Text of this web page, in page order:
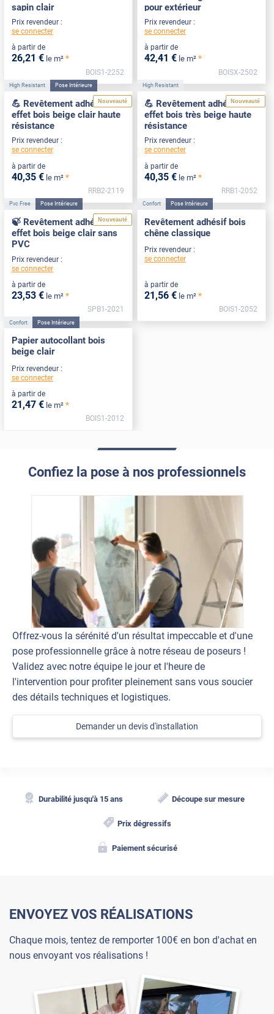
sapin clair
Prix revendeur :
se connecter
à partir de
26,21 € le m² *
BOIS1-2252
pour extérieur
Prix revendeur :
se connecter
à partir de
42,41 € le m² *
BOISX-2502
Nouveauté
High Resistant Pose Intérieure
💪 Revêtement adhésif
effet bois beige clair haute
résistance
Prix revendeur :
se connecter
à partir de
40,35 € le m² *
RRB2-2119
Nouveauté
High Resistant
💪 Revêtement adhésif
effet bois très beige haute
résistance
Prix revendeur :
se connecter
à partir de
40,35 € le m² *
RRB1-2052
Nouveauté
Pvc Free Pose Intérieure
🍃 Revêtement adhésif
effet bois beige clair sans
PVC
Prix revendeur :
se connecter
à partir de
23,53 € le m² *
SPB1-2021
Confort Pose Intérieure
Revêtement adhésif bois
chêne classique
Prix revendeur :
se connecter
à partir de
21,56 € le m² *
BOIS1-2052
Confort Pose Intérieure
Papier autocollant bois
beige clair
Prix revendeur :
se connecter
à partir de
21,47 € le m² *
BOIS1-2012
Confiez la pose à nos professionnels
Offrez-vous la sérénité d'un résultat impeccable et d'une
pose professionnelle grâce à notre réseau de poseurs !
Validez avec notre équipe le jour et l'heure de
l'intervention pour profiter pleinement sans vous soucier
des détails techniques et logistiques.
Demander un devis d'installation
Durabilité jusqu'à 15 ans Découpe sur mesure
Prix dégressifs
Paiement sécurisé
ENVOYEZ VOS RÉALISATIONS
Chaque mois, tentez de remporter 100€ en bon d'achat en
nous envoyant vos réalisations !